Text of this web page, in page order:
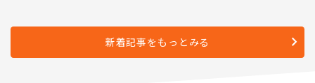
新着記事をもっとみる